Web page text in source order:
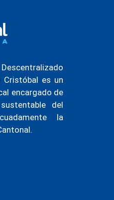
Cristóbal es un
encargado de
del
la